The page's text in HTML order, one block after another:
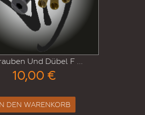
Und Dübel F ...
10,00 €
DEN WARENKORB